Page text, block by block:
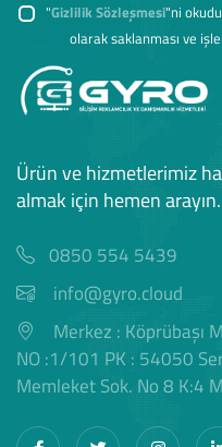
"Gizlilik Sözleşmesi"ni
olarak saklanması ve
Ürün ve hizmetlerimiz
almak için hemen arayın.
0850 554 5439
info@gyro.cloud
Merkez : Köprübaşı
NO :1/101 PK : 54050
Memleket Sok. No 8 K:4